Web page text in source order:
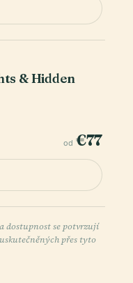
& Hidden
od €77
dostupnost se potvrzují
přes tyto